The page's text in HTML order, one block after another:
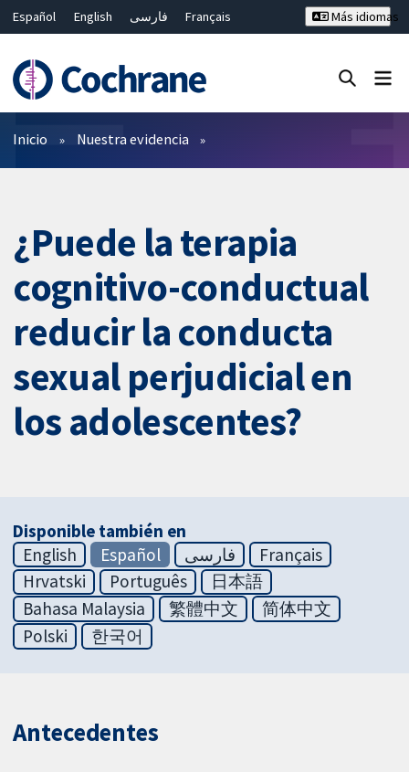
Español English فارسی
Français
Bahasa Malaysia
ไทย 繁體中文
Más idiomas
Filtros
Inicio Nuestra evidencia
¿Puede la terapia
cognitivo-conductual
reducir la conducta
sexual perjudicial en
los adolescentes?
Disponible también en
English
Español فارسی
Français
Hrvatski
Português
日本語
Bahasa Malaysia
繁體中文
简体中文
Polski
한국어
Antecedentes